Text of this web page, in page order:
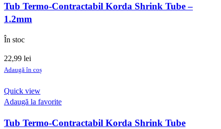
Tub Termo-Contractabil Korda Shrink Tube –
1.2mm
În stoc
22,99 lei
Adaugă în coș
Quick view
Adaugă la favorite
Tub Termo-Contractabil Korda Shrink Tube